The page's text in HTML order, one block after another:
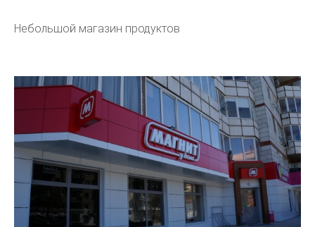
Небольшой магазин продуктов